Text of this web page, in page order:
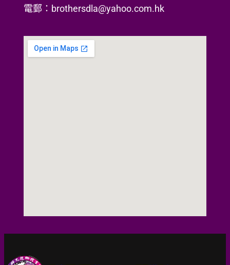
電郵：brothersdla@yahoo.com.hk